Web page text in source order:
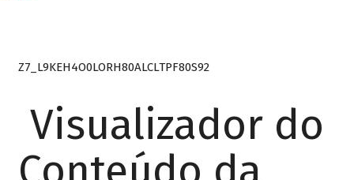
Z7_L9KEH4O0LORH80ALCLTPF80S92
Visualizador do